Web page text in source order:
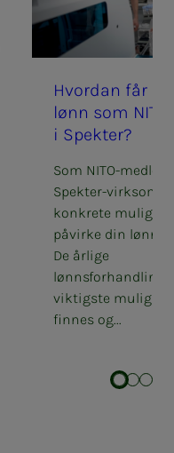
Hvor­­­­­dan får
lønn som
i Spek­­­ter?
Som NITO-
Spekter-
konkrete
påvirke din
De årlige
viktigste
finnes og...